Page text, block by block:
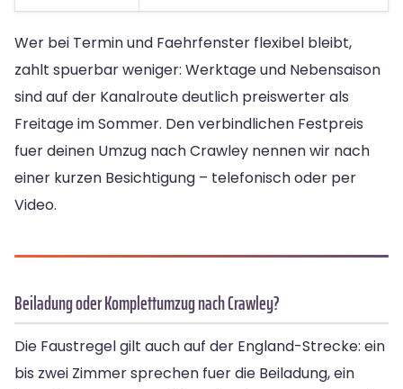
Wer bei Termin und Faehrfenster flexibel bleibt,
zahlt spuerbar weniger: Werktage und Nebensaison
sind auf der Kanalroute deutlich preiswerter als
Freitage im Sommer. Den verbindlichen Festpreis
fuer deinen Umzug nach Crawley nennen wir nach
einer kurzen Besichtigung – telefonisch oder per
Video.
Beiladung oder Komplettumzug nach Crawley?
Die Faustregel gilt auch auf der England-Strecke: ein
bis zwei Zimmer sprechen fuer die Beiladung, ein